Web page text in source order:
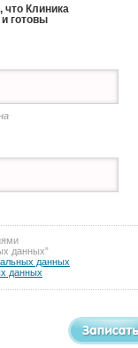
Клиника
и готовы
данных”
данных
данных